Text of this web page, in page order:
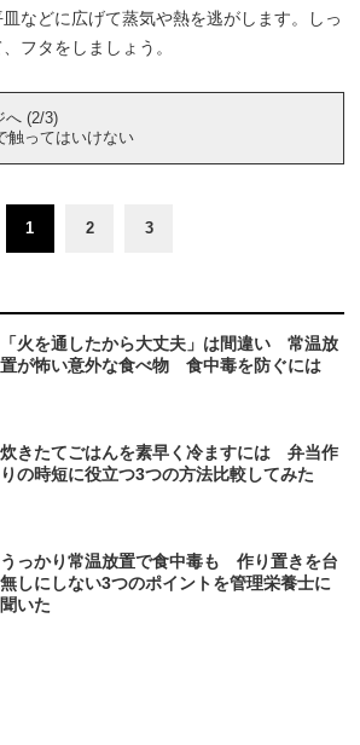
などに広げて蒸気や熱を逃がします。しっ
フタをしましょう。
へ (2/3)
触ってはいけない
1 2 3
「火を通したから大丈夫」は間違い 常温放
置が怖い意外な食べ物 食中毒を防ぐには
炊きたてごはんを素早く冷ますには 弁当作
りの時短に役立つ3つの方法比較してみた
うっかり常温放置で食中毒も 作り置きを台
無しにしない3つのポイントを管理栄養士に
聞いた